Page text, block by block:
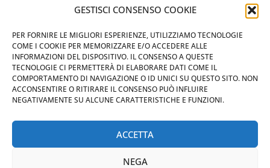
GESTISCI CONSENSO COOKIE
PER FORNIRE LE MIGLIORI ESPERIENZE, UTILIZZIAMO TECNOLOGIE
COME I COOKIE PER MEMORIZZARE E/O ACCEDERE ALLE
INFORMAZIONI DEL DISPOSITIVO. IL CONSENSO A QUESTE
TECNOLOGIE CI PERMETTERÀ DI ELABORARE DATI COME IL
COMPORTAMENTO DI NAVIGAZIONE O ID UNICI SU QUESTO SITO. NON
ACCONSENTIRE O RITIRARE IL CONSENSO PUÒ INFLUIRE
NEGATIVAMENTE SU ALCUNE CARATTERISTICHE E FUNZIONI.
ACCETTA
NEGA
349 3863811
chiavicodificate@gmail.com
Privacy Policy
Cookie Policy
MAPS